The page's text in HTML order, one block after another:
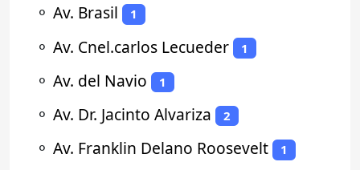
⚬ Av. Brasil 1
⚬ Av. Cnel.carlos Lecueder 1
⚬ Av. del Navio 1
⚬ Av. Dr. Jacinto Alvariza 2
⚬ Av. Franklin Delano Roosevelt 1